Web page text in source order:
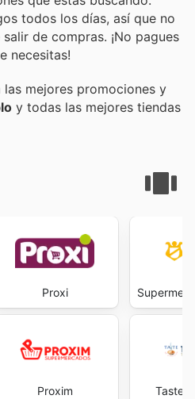
todos los días, así que no
de compras. ¡No pagues
necesitas!
mejores promociones y
y todas las mejores tiendas
Proxi
Proxim Taste